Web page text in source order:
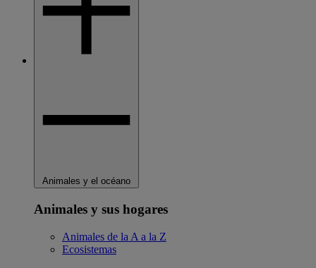
Animales y el océano
Animales y sus hogares
Animales de la A a la Z
Ecosistemas